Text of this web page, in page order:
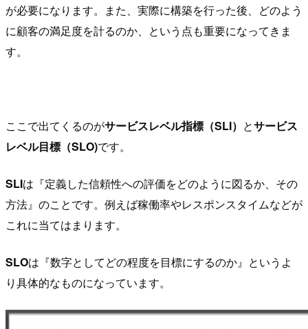
が必要になります。また、実際に構築を行った後、どのよう
に顧客の満足度を計るのか、という点も重要になってきま
す。
ここで出てくるのがサービスレベル指標（SLI） とサービス
レベル目標（SLO)です。
SLIは『定義した信頼性への評価をどのように図るか、その
方法』のことです。例えば稼働率やレスポンスタイムなどが
これに当てはまります。
SLOは『数字としてどの程度を目標にするのか』というよ
り具体的なものになっています。